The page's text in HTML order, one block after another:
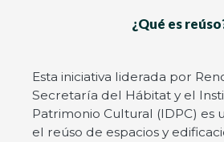
¿Qué es
Esta iniciativa liderada por
Secretaría del Hábitat y el
Patrimonio Cultural (IDPC) es
el reúso de espacios y